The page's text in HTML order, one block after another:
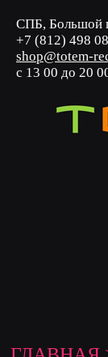
СПБ, Большой
+7 (812) 498
shop@totem-
с 13 00 до 20